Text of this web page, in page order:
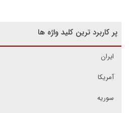
پر کاربرد ترین کلید واژه ها
ایران
آمریکا
سوریه